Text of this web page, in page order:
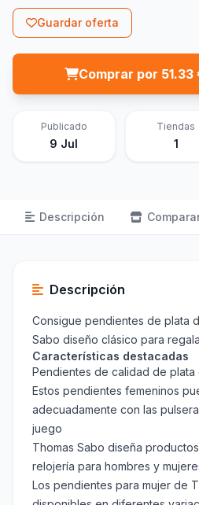
Guardar oferta
Comprar por 51.33
Publicado
9 Jul
Tiendas
1
Descripción
Descripción
Consigue pendientes de plata
Sabo diseño clásico para
Características destacadas
Pendientes de calidad de plata
Estos pendientes femeninos
adecuadamente con las
juego
Thomas Sabo diseña
relojería para hombres y
Los pendientes para mujer de